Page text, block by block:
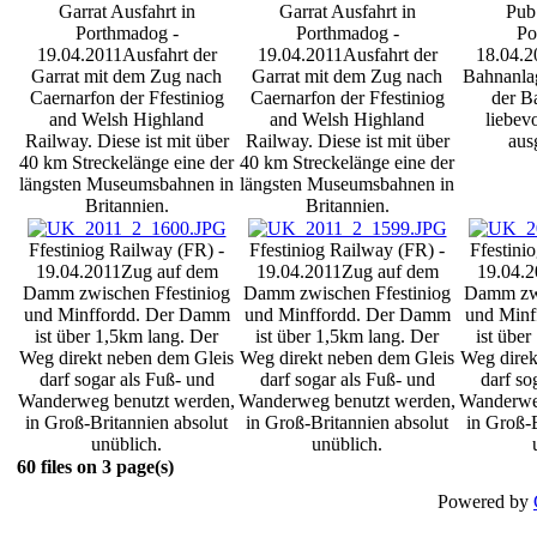
Garrat Ausfahrt in
Porthmadog -
19.04.2011 Ausfahrt der
Garrat mit dem Zug nach
Caernarfon der Ffestiniog
and Welsh Highland
Railway. Diese ist mit über
40 km Streckelänge eine der
längsten Museumsbahnen in
Britannien.
Garrat Ausfahrt in
Porthmadog -
19.04.2011 Ausfahrt der
Garrat mit dem Zug nach
Caernarfon der Ffestiniog
and Welsh Highland
Railway. Diese ist mit über
40 km Streckelänge eine der
längsten Museumsbahnen in
Britannien.
der
Ffestiniog Railway (FR) -
19.04.2011 Zug auf dem
Damm zwischen Ffestiniog
und Minffordd. Der Damm
ist über 1,5km lang. Der
Weg direkt neben dem Gleis
darf sogar als Fuß- und
Wanderweg benutzt werden,
in Groß-Britannien absolut
unüblich.
Ffestiniog Railway (FR) -
19.04.2011 Zug auf dem
Damm zwischen Ffestiniog
und Minffordd. Der Damm
ist über 1,5km lang. Der
Weg direkt neben dem Gleis
darf sogar als Fuß- und
Wanderweg benutzt werden,
in Groß-Britannien absolut
unüblich.
Damm
und
ist über
Weg
darf
in Groß-
60 files on 3 page(s)
Powered by